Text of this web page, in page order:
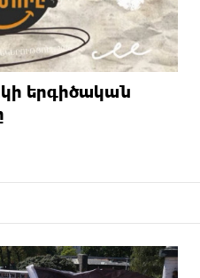
երգիծական